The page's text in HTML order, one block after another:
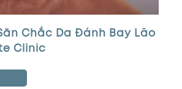
Chắc Da Đánh Bay Lão
Clinic